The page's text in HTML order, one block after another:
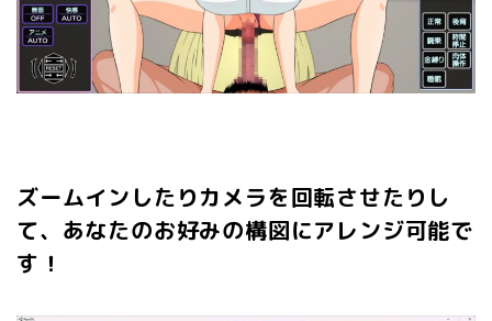
ズームインしたりカメラを回転させたりし
て、あなたのお好みの構図にアレンジ可能で
す！